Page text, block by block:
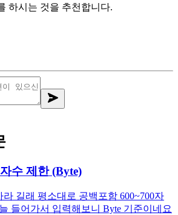
하시는 것을 추천합니다.
수 제한 (Byte)
라 길래 평소대로 공백포함 600~700자
들어가서 입력해보니 Byte 기준이네요